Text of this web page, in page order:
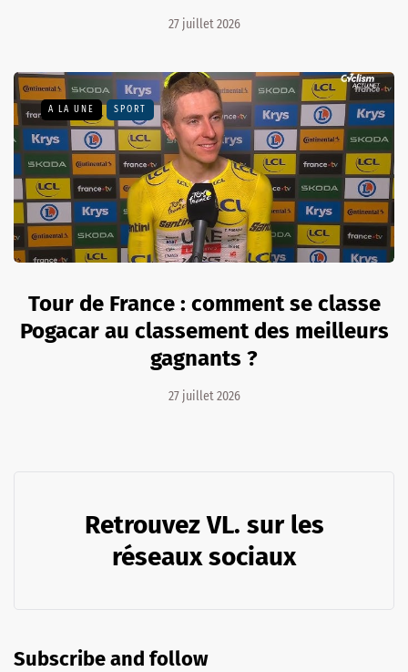
27 juillet 2026
A LA UNE SPORT
Tour de France : comment se classe
Pogacar au classement des meilleurs
gagnants ?
27 juillet 2026
Retrouvez VL. sur les
réseaux sociaux
Subscribe and follow